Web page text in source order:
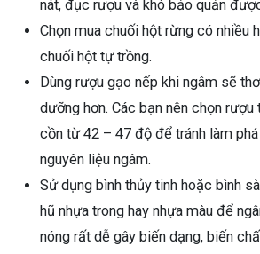
nát, đục rượu và khó bảo quản
Chọn mua chuối hột rừng có nhiều
chuối hột tự trồng.
Dùng rượu gạo nếp khi ngâm sẽ
dưỡng hơn. Các bạn nên chọn
cồn từ 42 – 47 độ để tránh làm
nguyên liệu ngâm.
Sử dụng bình thủy tinh hoặc bình
hũ nhựa trong hay nhựa màu để
nóng rất dễ gây biến dạng, biến